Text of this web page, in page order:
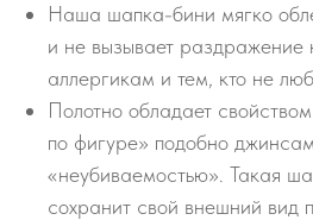
Наша шапка-бини мягко
и не вызывает раздражение
аллергикам и тем, кто не
Полотно обладает
по фигуре» подобно
«неубиваемостью». Такая
сохранит свой внешний вид